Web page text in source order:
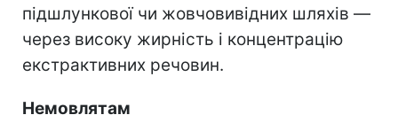
підшлункової чи жовчовивідних шляхів —
через високу жирність і концентрацію
екстрактивних речовин.
Немовлятам